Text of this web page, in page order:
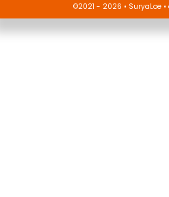
©2021 - 2026 • SuryaLoe